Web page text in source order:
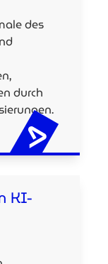
des
durch
KI-